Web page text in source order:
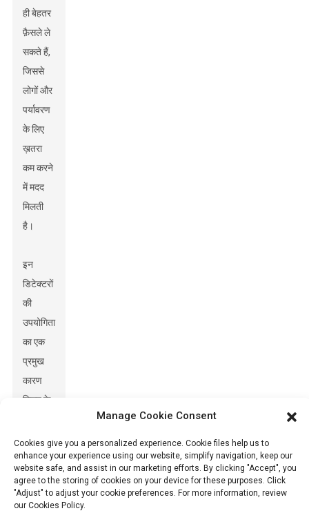
ही बेहतर
फ़ैसले ले
सकते हैं,
जिससे
लोगों और
पर्यावरण
के लिए
ख़तरा
कम करने
में मदद
मिलती
है।
इन
डिटेक्टरों
की
उपयोगिता
का एक
प्रमुख
कारण
मिशन के
सीधे
मैदान में
काम
करना है।
Manage Cookie Consent
Cookies give you a personalized experience. Cookie files help us to
enhance your experience using our website, simplify navigation, keep our
website safe, and assist in our marketing efforts. By clicking "Accept", you
agree to the storing of cookies on your device for these purposes. Click
"Adjust" to adjust your cookie preferences. For more information, review
our Cookies Policy.